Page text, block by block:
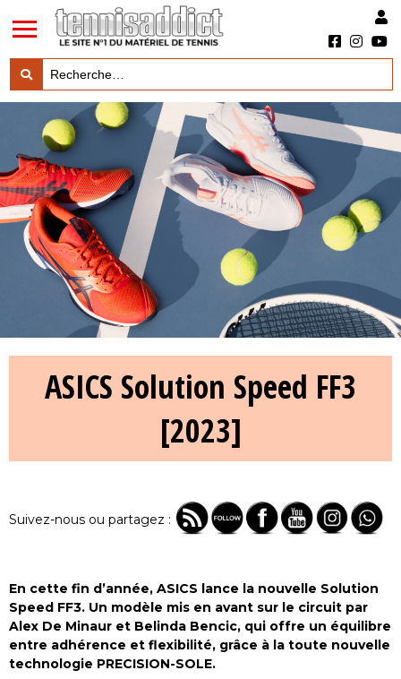
LES TESTS PRODUITS
LES ACTUS MARQUES & PRODUITS
LES GUIDES DU MATERIEL 
ASICS Solution Speed FF3
[2023]
Suivez-nous ou partagez :
En cette fin d’année, ASICS lance la nouvelle Solution
Speed FF3. Un modèle mis en avant sur le circuit par
Alex De Minaur et Belinda Bencic, qui offre un équilibre
entre adhérence et flexibilité, grâce à la toute nouvelle
technologie PRECISION-SOLE.